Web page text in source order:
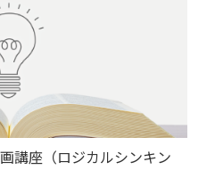
講座（ロジカルシンキン